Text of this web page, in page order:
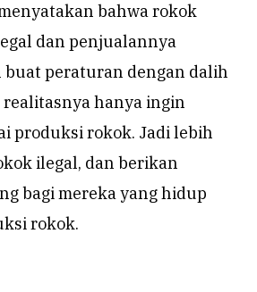
bahwa rokok
dan penjualannya
buat peraturan dengan dalih
hanya ingin
produksi rokok. Jadi lebih
ilegal, dan berikan
bagi mereka yang hidup
rokok.